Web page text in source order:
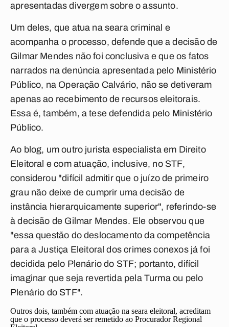
apresentadas divergem sobre o assunto.
Um deles, que atua na seara criminal e
acompanha o processo, defende que a decisão de
Gilmar Mendes não foi conclusiva e que os fatos
narrados na denúncia apresentada pelo Ministério
Público, na Operação Calvário, não se detiveram
apenas ao recebimento de recursos eleitorais.
Essa é, também, a tese defendida pelo Ministério
Público.
Ao blog, um outro jurista especialista em Direito
Eleitoral e com atuação, inclusive, no STF,
considerou "difícil admitir que o juízo de primeiro
grau não deixe de cumprir uma decisão de
instância hierarquicamente superior", referindo-se
à decisão de Gilmar Mendes. Ele observou que
"essa questão do deslocamento da competência
para a Justiça Eleitoral dos crimes conexos já foi
decidida pelo Plenário do STF; portanto, difícil
imaginar que seja revertida pela Turma ou pelo
Plenário do STF".
Outros dois, também com atuação na seara eleitoral, acreditam
que o processo deverá ser remetido ao Procurador Regional